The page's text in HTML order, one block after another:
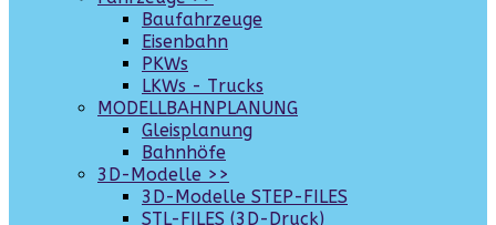
Baufahrzeuge
Eisenbahn
PKWs
LKWs - Trucks
MODELLBAHNPLANUNG
Gleisplanung
Bahnhöfe
3D-Modelle >>
3D-Modelle STEP-FILES
STL-FILES (3D-Druck)